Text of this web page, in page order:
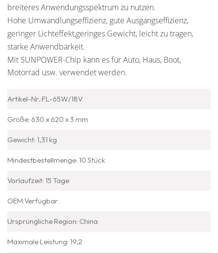
breiteres Anwendungsspektrum zu nutzen.
Hohe Umwandlungseffizienz, gute Ausgangseffizienz,
geringer Lichteffekt,geringes Gewicht, leicht zu tragen,
starke Anwendbarkeit.
Mit SUNPOWER-Chip kann es für Auto, Haus, Boot,
Motorrad usw. verwendet werden.
Artikel-Nr.:FL-65W/18V
Größe: 630 x 620 x 3 mm
Gewicht: 1,31 kg
Mindestbestellmenge: 10 Stück
Vorlaufzeit: 15 Tage
OEM:Verfügbar
Ursprüngliche Region: China
Maximale Leistung: 19,2